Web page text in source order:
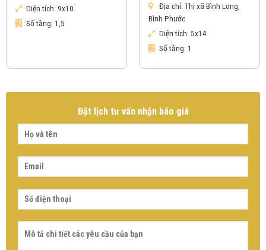
Diện tích: 9x10
Số tầng: 1,5
Địa chỉ: Thị xã Bình Long,
Bình Phước
Diện tích: 5x14
Số tầng: 1
Đặt lịch tư vấn nhận báo giá